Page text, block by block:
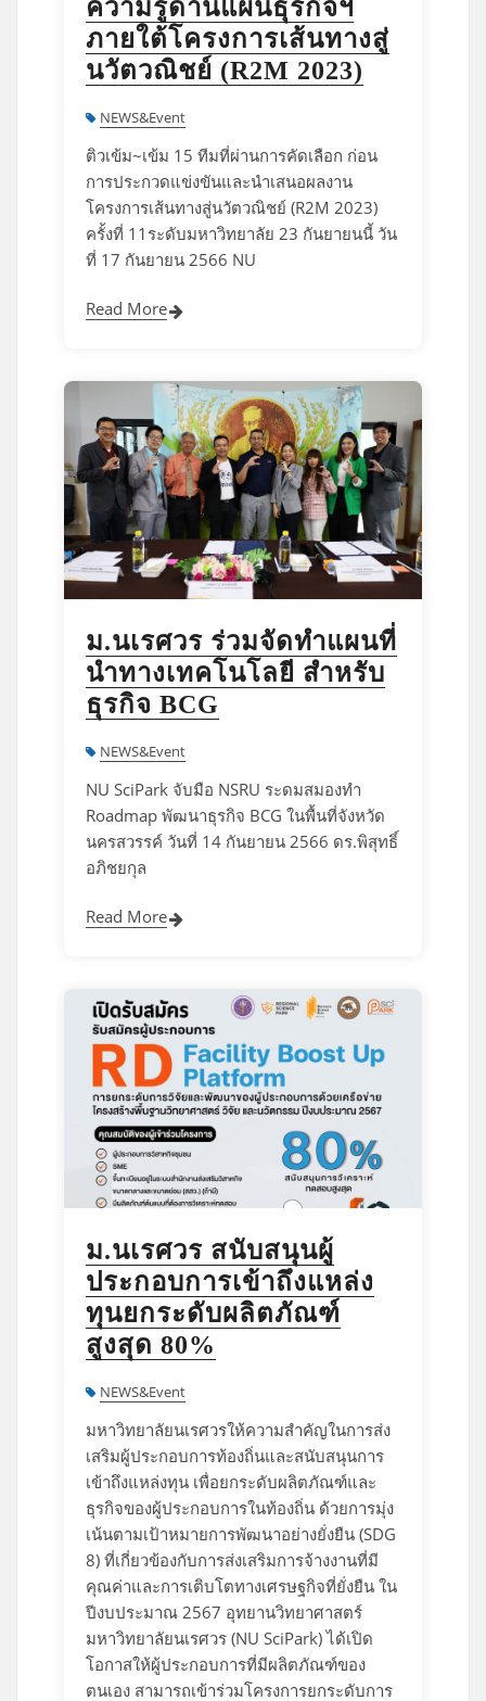
ความรู้ด้านแผนธุรกิจฯ
ภายใต้โครงการเส้นทางสู่
นวัตวณิชย์ (R2M 2023)
NEWS&Event
ติวเข้ม~เข้ม 15 ทีมที่ผ่านการคัดเลือก ก่อน
การประกวดแข่งขันและนำเสนอผลงาน
โครงการเส้นทางสู่นวัตวณิชย์ (R2M 2023)
ครั้งที่ 11ระดับมหาวิทยาลัย 23 กันยายนนี้ วัน
ที่ 17 กันยายน 2566 NU
Read More
ม.นเรศวร ร่วมจัดทำแผนที่
นำทางเทคโนโลยี สำหรับ
ธุรกิจ BCG
NEWS&Event
NU SciPark จับมือ NSRU ระดมสมองทำ
Roadmap พัฒนาธุรกิจ BCG ในพื้นที่จังหวัด
นครสวรรค์ วันที่ 14 กันยายน 2566 ดร.พิสุทธิ์
อภิชยกุล
Read More
ม.นเรศวร สนับสนุนผู้
ประกอบการเข้าถึงแหล่ง
ทุนยกระดับผลิตภัณฑ์
สูงสุด 80%
NEWS&Event
มหาวิทยาลัยนเรศวรให้ความสำคัญในการส่ง
เสริมผู้ประกอบการท้องถิ่นและสนับสนุนการ
เข้าถึงแหล่งทุน เพื่อยกระดับผลิตภัณฑ์และ
ธุรกิจของผู้ประกอบการในท้องถิ่น ด้วยการมุ่ง
เน้นตามเป้าหมายการพัฒนาอย่างยั่งยืน (SDG
8) ที่เกี่ยวข้องกับการส่งเสริมการจ้างงานที่มี
คุณค่าและการเติบโตทางเศรษฐกิจที่ยั่งยืน ใน
ปีงบประมาณ 2567 อุทยานวิทยาศาสตร์
มหาวิทยาลัยนเรศวร (NU SciPark) ได้เปิด
โอกาสให้ผู้ประกอบการที่มีผลิตภัณฑ์ของ
ตนเอง สามารถเข้าร่วมโครงการยกระดับการ